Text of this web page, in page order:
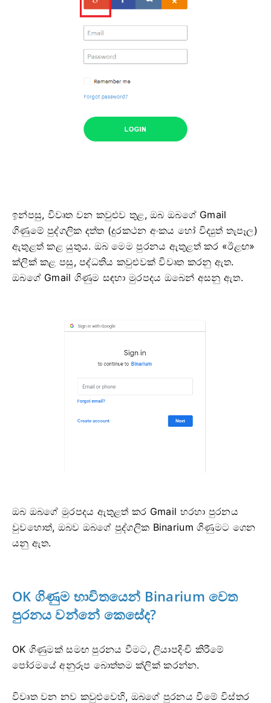
ඉන්පසු, විවෘත වන කවුළුව තුළ, ඔබ ඔබගේ Gmail
ගිණුමේ පුද්ගලික දත්ත (දුරකථන අංකය හෝ විද්‍යුත් තැපෑල)
ඇතුළත් කළ යුතුය. ඔබ මෙම පුරනය ඇතුළත් කර «ඊළඟ»
ක්ලික් කළ පසු, පද්ධතිය කවුළුවක් විවෘත කරනු ඇත.
ඔබගේ Gmail ගිණුම සඳහා මුරපදය ඔබෙන් අසනු ඇත.
ඔබ ඔබගේ මුරපදය ඇතුළත් කර Gmail හරහා පුරනය
වුවහොත්, ඔබව ඔබගේ පුද්ගලික Binarium ගිණුමට ගෙන
යනු ඇත.
OK ගිණුම භාවිතයෙන් Binarium වෙත
පුරනය වන්නේ කෙසේද?
OK ගිණුමක් සමඟ පුරනය වීමට, ලියාපදිංචි කිරීමේ
පෝරමයේ අනුරූප බොත්තම ක්ලික් කරන්න.
විවෘත වන නව කවුළුවෙහි, ඔබගේ පුරනය වීමේ විස්තර